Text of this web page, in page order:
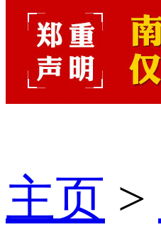
主页 >